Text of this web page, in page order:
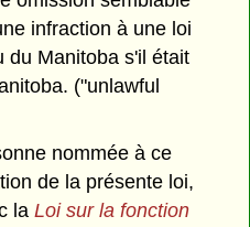
infraction à une loi
du Manitoba s'il était
("unlawful
nommée à ce
de la présente loi,
laLoi sur la fonction